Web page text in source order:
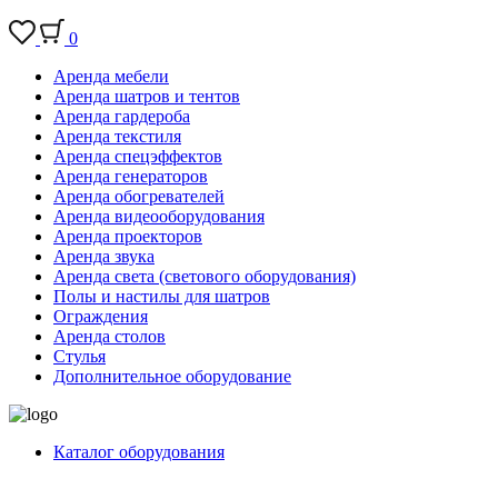
0
Аренда мебели
Аренда шатров и тентов
Аренда гардероба
Аренда текстиля
Аренда спецэффектов
Аренда генераторов
Аренда обогревателей
Аренда видеооборудования
Аренда проекторов
Аренда звука
Аренда света (светового оборудования)
Полы и настилы для шатров
Ограждения
Аренда столов
Стулья
Дополнительное оборудование
Каталог оборудования